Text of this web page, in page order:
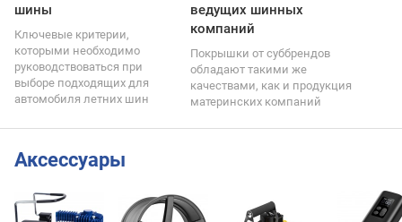
шины
Ключевые критерии,
которыми необходимо
руководствоваться при
выборе подходящих для
автомобиля летних шин
ведущих шинных
компаний
Покрышки от суббрендов
обладают такими же
качествами, как и продукция
материнских компаний
Аксессуары